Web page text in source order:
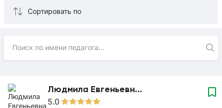
Сортировать по
Людмила Евгеньевн...
5.0